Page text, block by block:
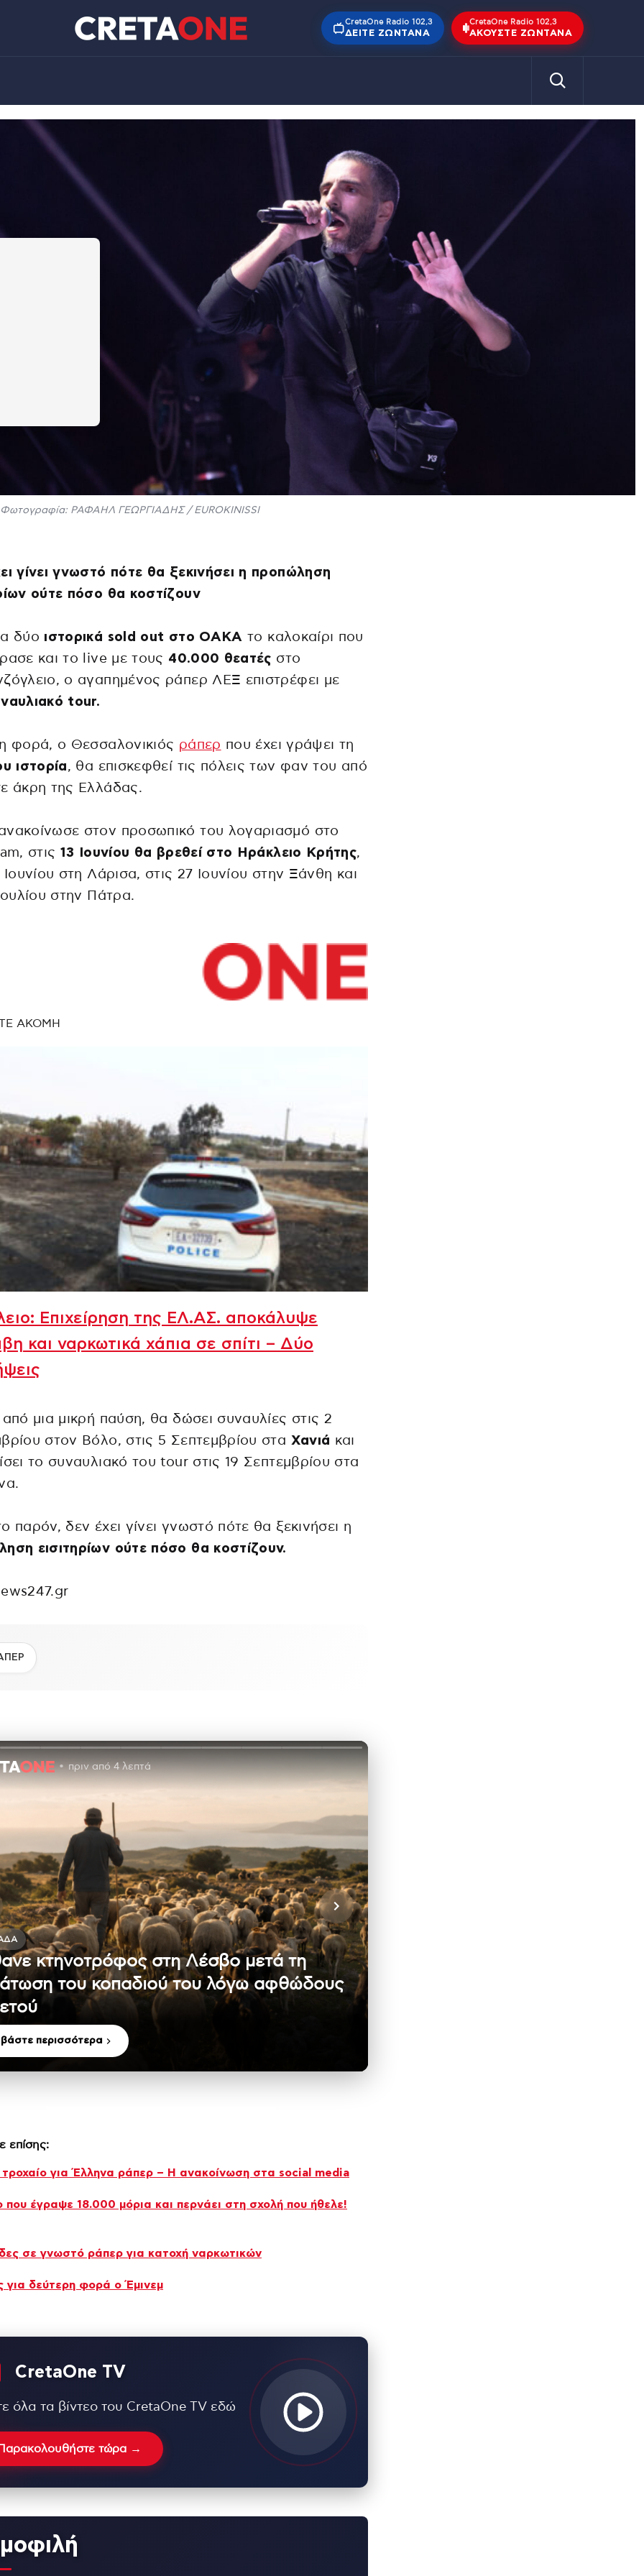
CretaOne Radio 102,3
ΔΕΊΤΕ ΖΩΝΤΑΝΆ
CretaOne Radio 102,3
ΑΚΟΎΣΤΕ ΖΩΝΤΑΝΆ
Φωτογραφία: ΡΑΦΑΗΛ ΓΕΩΡΓΙΑΔΗΣ / EUROKINISSI
γίνει γνωστό πότε θα ξεκινήσει η προπώληση
ούτε πόσο θα κοστίζουν
δύο ιστορικά sold out στο ΟΑΚΑ το καλοκαίρι που
και το live με τους 40.000 θεατές στο
ο αγαπημένος ράπερ ΛΕΞ επιστρέφει με
tour.
φορά, ο Θεσσαλονικιός ράπερ που έχει γράψει τη
ιστορία, θα επισκεφθεί τις πόλεις των φαν του από
άκρη της Ελλάδας.
στον προσωπικό του λογαριασμό στο
στις 13 Ιουνίου θα βρεθεί στο Ηράκλειο Κρήτης,
Ιουνίου στη Λάρισα, στις 27 Ιουνίου στην Ξάνθη και
στην Πάτρα.
ΑΚΟΜΗ
Επιχείρηση της ΕΛ.ΑΣ. αποκάλυψε
και ναρκωτικά χάπια σε σπίτι – Δύο
από μια μικρή παύση, θα δώσει συναυλίες στις 2
στον Βόλο, στις 5 Σεπτεμβρίου στα Χανιά και
το συναυλιακό του tour στις 19 Σεπτεμβρίου στα
παρόν, δεν έχει γίνει γνωστό πότε θα ξεκινήσει η
εισιτηρίων ούτε πόσο θα κοστίζουν.
πριν από 4 λεπτά
κτηνοτρόφος στη Λέσβο μετά τη
του κοπαδιού του λόγω αφθώδους
περισσότερα
επίσης:
για Έλληνα ράπερ – Η ανακοίνωση στα social media
έγραψε 18.000 μόρια και περνάει στη σχολή που ήθελε!
σε γνωστό ράπερ για κατοχή ναρκωτικών
για δεύτερη φορά ο Έμινεμ
CretaOne TV
όλα τα βίντεο του CretaOne TV εδώ
τώρα →